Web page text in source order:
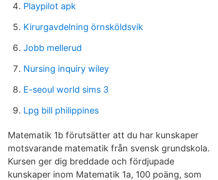
Playpilot apk
Kirurgavdelning örnsköldsvik
Jobb mellerud
Nursing inquiry wiley
E-seoul world sims 3
Lpg bill philippines
Matematik 1b förutsätter att du har kunskaper
motsvarande matematik från svensk grundskola.
Kursen ger dig breddade och fördjupade
kunskaper inom Matematik 1a, 100 poäng, som